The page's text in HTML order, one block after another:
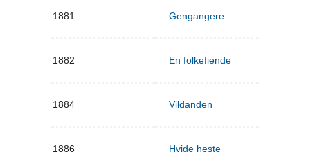
1881 Gengangere
1882 En folkefiende
1884 Vildanden
1886 Hvide heste